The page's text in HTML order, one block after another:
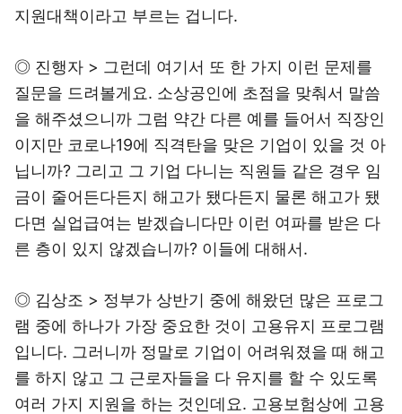
지원대책이라고 부르는 겁니다.
◎ 진행자 > 그런데 여기서 또 한 가지 이런 문제를
질문을 드려볼게요. 소상공인에 초점을 맞춰서 말씀
을 해주셨으니까 그럼 약간 다른 예를 들어서 직장인
이지만 코로나19에 직격탄을 맞은 기업이 있을 것 아
닙니까? 그리고 그 기업 다니는 직원들 같은 경우 임
금이 줄어든다든지 해고가 됐다든지 물론 해고가 됐
다면 실업급여는 받겠습니다만 이런 여파를 받은 다
른 층이 있지 않겠습니까? 이들에 대해서.
◎ 김상조 > 정부가 상반기 중에 해왔던 많은 프로그
램 중에 하나가 가장 중요한 것이 고용유지 프로그램
입니다. 그러니까 정말로 기업이 어려워졌을 때 해고
를 하지 않고 그 근로자들을 다 유지를 할 수 있도록
여러 가지 지원을 하는 것인데요. 고용보험상에 고용